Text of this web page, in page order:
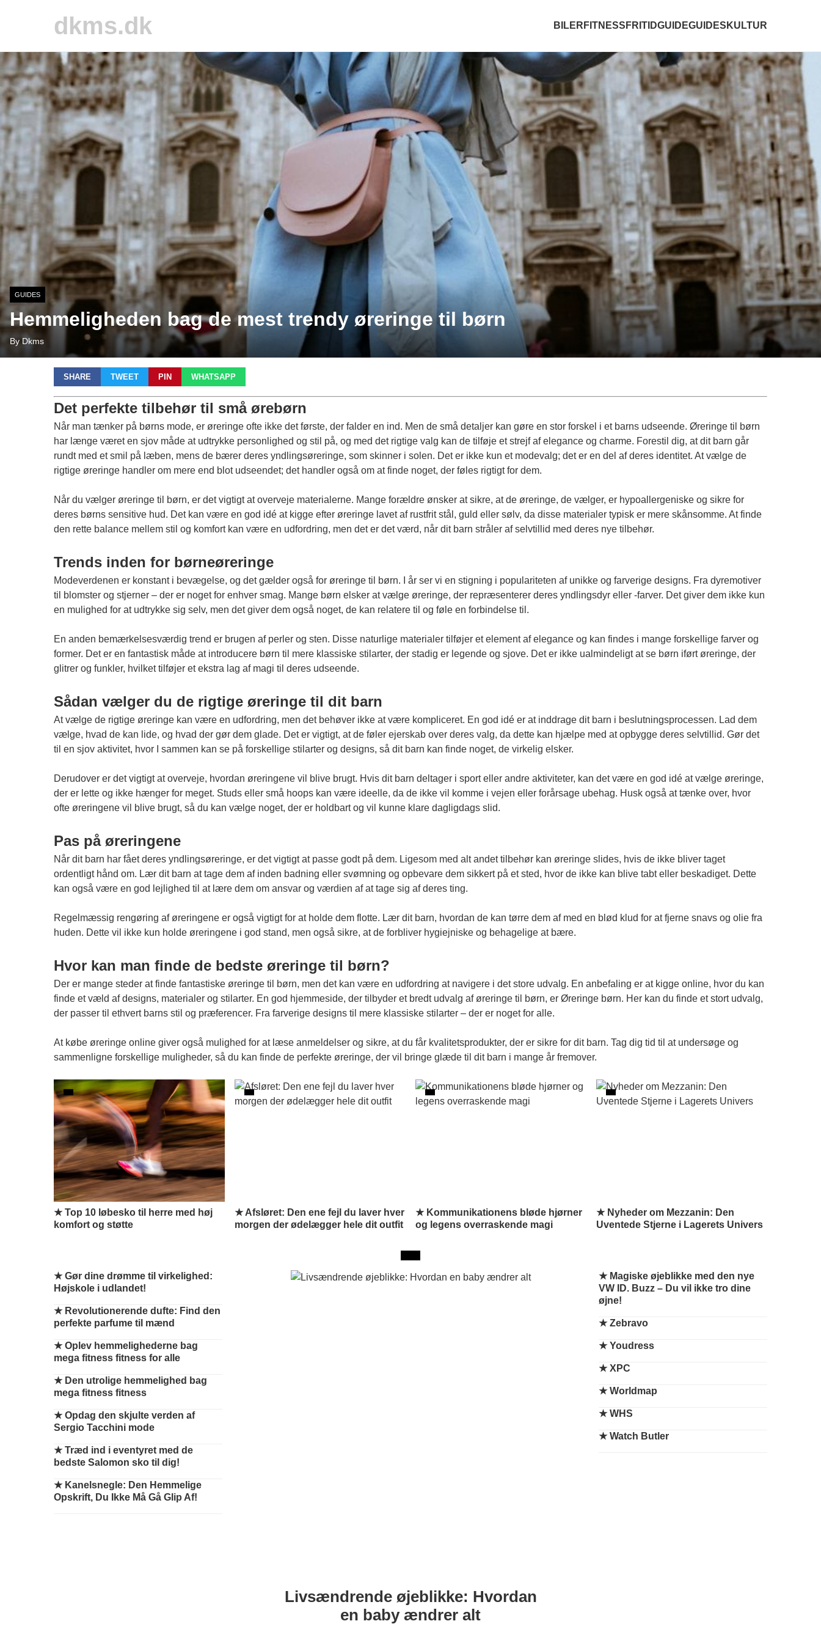
dkms.dk BILER FITNESS FRITIDGUIDEGUIDES KULTUR
GUIDES
Hemmeligheden bag de mest trendy øreringe til børn
By Dkms
SHARE TWEET PIN WHATSAPP
Det perfekte tilbehør til små ørebørn
Når man tænker på børns mode, er øreringe ofte ikke det første, der falder en ind. Men de små detaljer kan gøre en stor forskel i et barns udseende. Øreringe til børn
har længe været en sjov måde at udtrykke personlighed og stil på, og med det rigtige valg kan de tilføje et strejf af elegance og charme. Forestil dig, at dit barn går
rundt med et smil på læben, mens de bærer deres yndlingsøreringe, som skinner i solen. Det er ikke kun et modevalg; det er en del af deres identitet. At vælge de
rigtige øreringe handler om mere end blot udseendet; det handler også om at finde noget, der føles rigtigt for dem.
Når du vælger øreringe til børn, er det vigtigt at overveje materialerne. Mange forældre ønsker at sikre, at de øreringe, de vælger, er hypoallergeniske og sikre for
deres børns sensitive hud. Det kan være en god idé at kigge efter øreringe lavet af rustfrit stål, guld eller sølv, da disse materialer typisk er mere skånsomme. At finde
den rette balance mellem stil og komfort kan være en udfordring, men det er det værd, når dit barn stråler af selvtillid med deres nye tilbehør.
Trends inden for børneøreringe
Modeverdenen er konstant i bevægelse, og det gælder også for øreringe til børn. I år ser vi en stigning i populariteten af unikke og farverige designs. Fra dyremotiver
til blomster og stjerner – der er noget for enhver smag. Mange børn elsker at vælge øreringe, der repræsenterer deres yndlingsdyr eller -farver. Det giver dem ikke kun
en mulighed for at udtrykke sig selv, men det giver dem også noget, de kan relatere til og føle en forbindelse til.
En anden bemærkelsesværdig trend er brugen af perler og sten. Disse naturlige materialer tilføjer et element af elegance og kan findes i mange forskellige farver og
former. Det er en fantastisk måde at introducere børn til mere klassiske stilarter, der stadig er legende og sjove. Det er ikke ualmindeligt at se børn iført øreringe, der
glitrer og funkler, hvilket tilføjer et ekstra lag af magi til deres udseende.
Sådan vælger du de rigtige øreringe til dit barn
At vælge de rigtige øreringe kan være en udfordring, men det behøver ikke at være kompliceret. En god idé er at inddrage dit barn i beslutningsprocessen. Lad dem
vælge, hvad de kan lide, og hvad der gør dem glade. Det er vigtigt, at de føler ejerskab over deres valg, da dette kan hjælpe med at opbygge deres selvtillid. Gør det
til en sjov aktivitet, hvor I sammen kan se på forskellige stilarter og designs, så dit barn kan finde noget, de virkelig elsker.
Derudover er det vigtigt at overveje, hvordan øreringene vil blive brugt. Hvis dit barn deltager i sport eller andre aktiviteter, kan det være en god idé at vælge øreringe,
der er lette og ikke hænger for meget. Studs eller små hoops kan være ideelle, da de ikke vil komme i vejen eller forårsage ubehag. Husk også at tænke over, hvor
ofte øreringene vil blive brugt, så du kan vælge noget, der er holdbart og vil kunne klare dagligdags slid.
Pas på øreringene
Når dit barn har fået deres yndlingsøreringe, er det vigtigt at passe godt på dem. Ligesom med alt andet tilbehør kan øreringe slides, hvis de ikke bliver taget
ordentligt hånd om. Lær dit barn at tage dem af inden badning eller svømning og opbevare dem sikkert på et sted, hvor de ikke kan blive tabt eller beskadiget. Dette
kan også være en god lejlighed til at lære dem om ansvar og værdien af at tage sig af deres ting.
Regelmæssig rengøring af øreringene er også vigtigt for at holde dem flotte. Lær dit barn, hvordan de kan tørre dem af med en blød klud for at fjerne snavs og olie fra
huden. Dette vil ikke kun holde øreringene i god stand, men også sikre, at de forbliver hygiejniske og behagelige at bære.
Hvor kan man finde de bedste øreringe til børn?
Der er mange steder at finde fantastiske øreringe til børn, men det kan være en udfordring at navigere i det store udvalg. En anbefaling er at kigge online, hvor du kan
finde et væld af designs, materialer og stilarter. En god hjemmeside, der tilbyder et bredt udvalg af øreringe til børn, er Øreringe børn. Her kan du finde et stort udvalg,
der passer til ethvert barns stil og præferencer. Fra farverige designs til mere klassiske stilarter – der er noget for alle.
At købe øreringe online giver også mulighed for at læse anmeldelser og sikre, at du får kvalitetsprodukter, der er sikre for dit barn. Tag dig tid til at undersøge og
sammenligne forskellige muligheder, så du kan finde de perfekte øreringe, der vil bringe glæde til dit barn i mange år fremover.
★ Top 10 løbesko til herre med høj
komfort og støtte
★ Afsløret: Den ene fejl du laver hver
morgen der ødelægger hele dit outfit
★ Kommunikationens bløde hjørner
og legens overraskende magi
★ Nyheder om Mezzanin: Den
Uventede Stjerne i Lagerets Univers
★Gør dine drømme til virkelighed:
Højskole i udlandet!
★ Revolutionerende dufte: Find den
perfekte parfume til mænd
★Oplev hemmelighederne bag
mega fitness fitness for alle
★ Den utrolige hemmelighed bag
mega fitness fitness
★Opdag den skjulte verden af
Sergio Tacchini mode
★Træd ind i eventyret med de
bedste Salomon sko til dig!
★ Kanelsnegle: Den Hemmelige
Opskrift, Du Ikke Må Gå Glip Af!
Livsændrende øjeblikke: Hvordan
en baby ændrer alt
★ Magiske øjeblikke med den nye
VW ID. Buzz – Du vil ikke tro dine
øjne!
★Zebravo
★Youdress
★XPC
★Worldmap
★WHS
★Watch Butler